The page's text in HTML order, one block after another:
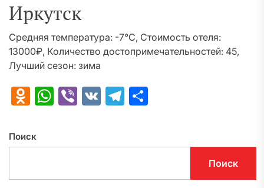
Иркутск
Средняя температура: -7°C, Стоимость отеля:
13000₽, Количество достопримечательностей: 45,
Лучший сезон: зима
Odnoklassniki
WhatsApp
Viber
VK Telegram
Поиск
Поиск